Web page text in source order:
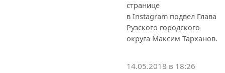
странице
в Instagram подвел Глава
Рузского городского
округа Максим Тарханов.
14.05.2018 в 18:26